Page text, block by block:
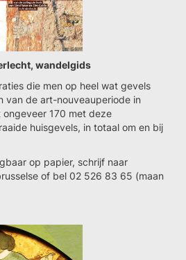
wandelgids
die men op heel wat gevels
van de art-nouveauperiode in
ongeveer 170 met deze
huisgevels, in totaal om en bij
op papier, schrijf naar
of bel 02 526 83 65 (maan